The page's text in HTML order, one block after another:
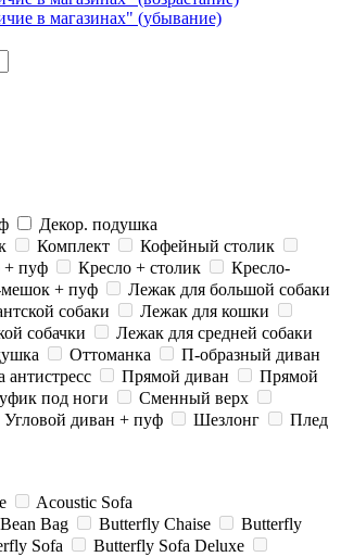
в магазинах" (убывание)
Декор. подушка
Комплект
Кофейный столик
+ пуф Кресло + столик
Кресло-
+ пуф
Лежак для большой собаки
собаки
Лежак для кошки
собачки
Лежак для средней собаки
Оттоманка
П-образный диван
Прямой диван
Прямой
под ноги
Сменный верх
Угловой диван + пуф Шезлонг
Плед
Acoustic Sofa
Bean Bag Butterfly Chaise
Butterfly
Sofa
Butterfly Sofa Deluxe